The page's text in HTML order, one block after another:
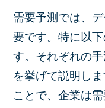
需要予測では、
要です。特に以
す。それぞれの
を挙げて説明し
ことで、企業は